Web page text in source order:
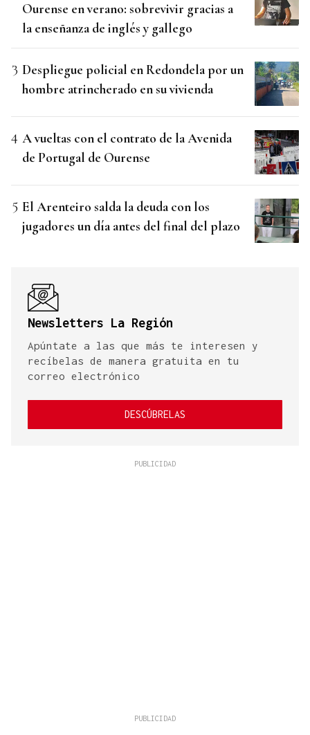
Ourense en verano: sobrevivir gracias a
la enseñanza de inglés y gallego
Despliegue policial en Redondela por un
hombre atrincherado en su vivienda
A vueltas con el contrato de la Avenida
de Portugal de Ourense
El Arenteiro salda la deuda con los
jugadores un día antes del final del plazo
Newsletters La Región
Apúntate a las que más te interesen y
recíbelas de manera gratuita en tu
correo electrónico
DESCÚBRELAS